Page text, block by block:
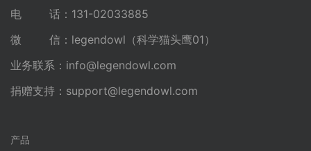
电 话：131-02033885
微 信：legendowl（科学猫头鹰01）
业务联系： info@legendowl.com
捐赠支持： support@legendowl.com
产品